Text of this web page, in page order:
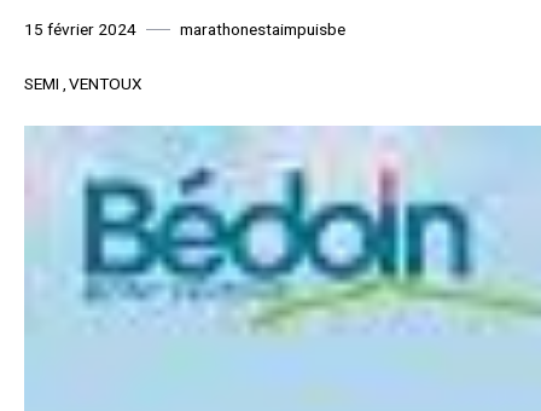
15 février 2024 marathonestaimpuisbe
SEMI VENTOUX